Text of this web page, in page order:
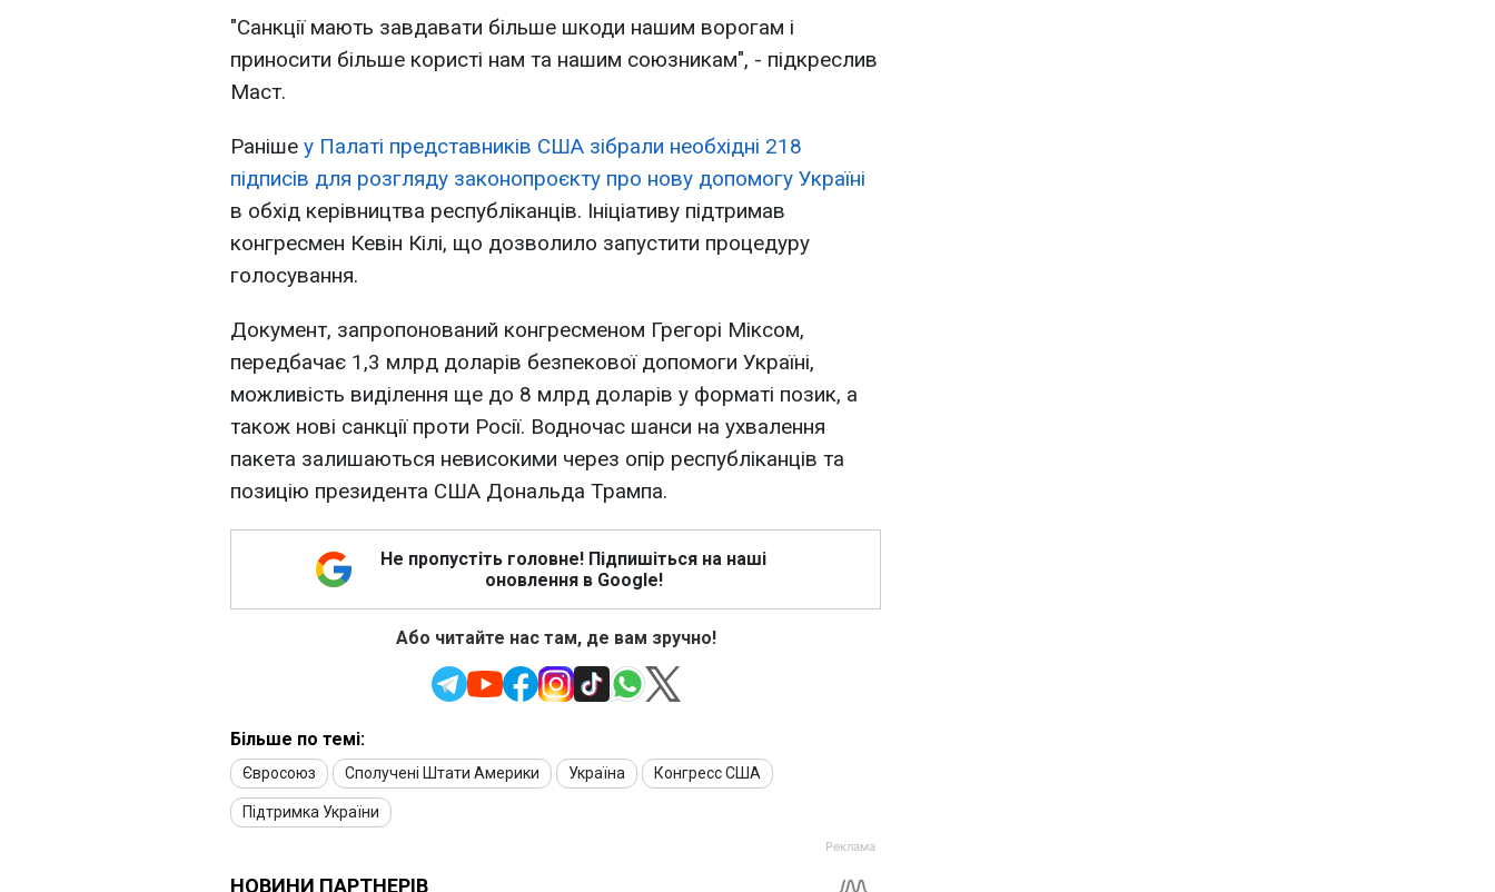
"Санкції мають завдавати більше шкоди нашим ворогам і
приносити більше користі нам та нашим союзникам", - підкреслив
Маст.
Раніше у Палаті представників США зібрали необхідні 218
підписів для розгляду законопроєкту про нову допомогу Україні
в обхід керівництва республіканців. Ініціативу підтримав
конгресмен Кевін Кілі, що дозволило запустити процедуру
голосування.
Документ, запропонований конгресменом Грегорі Міксом,
передбачає 1,3 млрд доларів безпекової допомоги Україні,
можливість виділення ще до 8 млрд доларів у форматі позик, а
також нові санкції проти Росії. Водночас шанси на ухвалення
пакета залишаються невисокими через опір республіканців та
позицію президента США Дональда Трампа.
Не пропустіть головне! Підпишіться на наші
оновлення в Google!
Або читайте нас там, де вам зручно!
Більше по темі:
Євросоюз Сполучені Штати Америки Україна Конгресс США
Підтримка України